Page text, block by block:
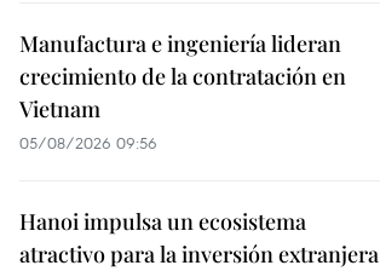
Manufactura e ingeniería lideran
crecimiento de la contratación en
Vietnam
05/08/2026 09:56
Hanoi impulsa un ecosistema
atractivo para la inversión extranjera